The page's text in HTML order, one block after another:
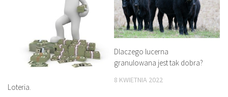
Loteria.
Dlaczego lucerna
granulowana jest tak dobra?
8 KWIETNIA 2022